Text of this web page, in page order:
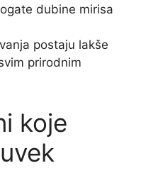
dubine mirisa
postaju lakše
prirodnim
koje